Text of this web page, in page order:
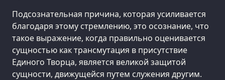
Подсознательная причина, которая усиливается
благодаря этому стремлению, это осознание, что
такое выражение, когда правильно оценивается
сущностью как трансмутация в присутствие
Единого Творца, является великой защитой
сущности, движущейся путем служения другим.